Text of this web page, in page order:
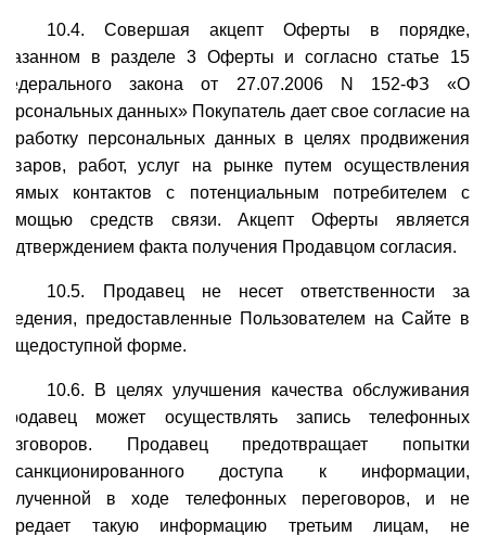
10.4. Совершая акцепт Оферты в порядке,
в разделе 3 Оферты и согласно статье 15
закона от 27.07.2006 N 152-ФЗ «О
данных» Покупатель дает свое согласие на
персональных данных в целях продвижения
работ, услуг на рынке путем осуществления
контактов с потенциальным потребителем с
средств связи. Акцепт Оферты является
факта получения Продавцом согласия.
10.5. Продавец не несет ответственности за
предоставленные Пользователем на Сайте в
форме.
10.6. В целях улучшения качества обслуживания
может осуществлять запись телефонных
Продавец предотвращает попытки
доступа к информации,
в ходе телефонных переговоров, и не
такую информацию третьим лицам, не